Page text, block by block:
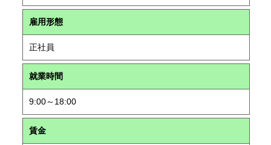
雇用形態
正社員
就業時間
9:00～18:00
賃金